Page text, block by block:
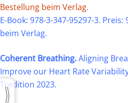
Bestellung beim Verlag.
E-Book: 978-3-347-95297-3. Preis:
beim Verlag.
Coherent Breathing.Aligning
Improve our Heart Rate
Tredition 2023.